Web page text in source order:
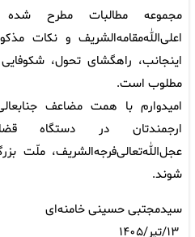
مجموعه مطالبات مطرح
اینجانب، راهگشای تحول،
مطلوب است.
امیدوارم با همت مضاعف
ارجمندتان در دستگاه
عجل‌الله‌تعالی‌فرجه‌الشریف، ملّت
شوند.
سیدمجتبی حسینی خامنه‌ای